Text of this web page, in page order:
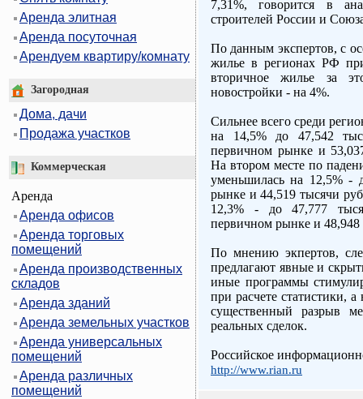
Аренда элитная
Аренда посуточная
Арендуем квартиру/комнату
Загородная
Дома, дачи
Продажа участков
Коммерческая
Аренда
Аренда офисов
Аренда торговых
помещений
Аренда производственных
складов
Аренда зданий
Аренда земельных участков
Аренда универсальных
помещений
Аренда различных
помещений
7,31%, говорится в
строителей России и
По данным экспертов, с
жилье в регионах РФ
вторичное жилье за
новостройки - на 4%.
Сильнее всего среди
на 14,5% до 47,542
первичном рынке и
На втором месте по
уменьшилась на 12,5% -
рынке и 44,519 тысячи
12,3% - до 47,777
первичном рынке и
По мнению экпертов,
предлагают явные и
иные программы
при расчете статистики,
существенный разрыв
реальных сделок.
Российское
http://www.rian.ru